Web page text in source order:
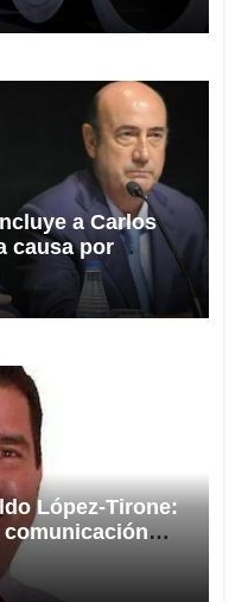
a Carlos
causa por
en el rescate
Reunidos
López-Tirone: